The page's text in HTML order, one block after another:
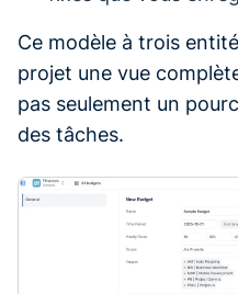
Ce modèle à trois
projet une vue
pas seulement un
des tâches.